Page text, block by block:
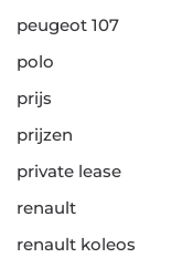
peugeot 107
polo
prijs
prijzen
private lease
renault
renault koleos